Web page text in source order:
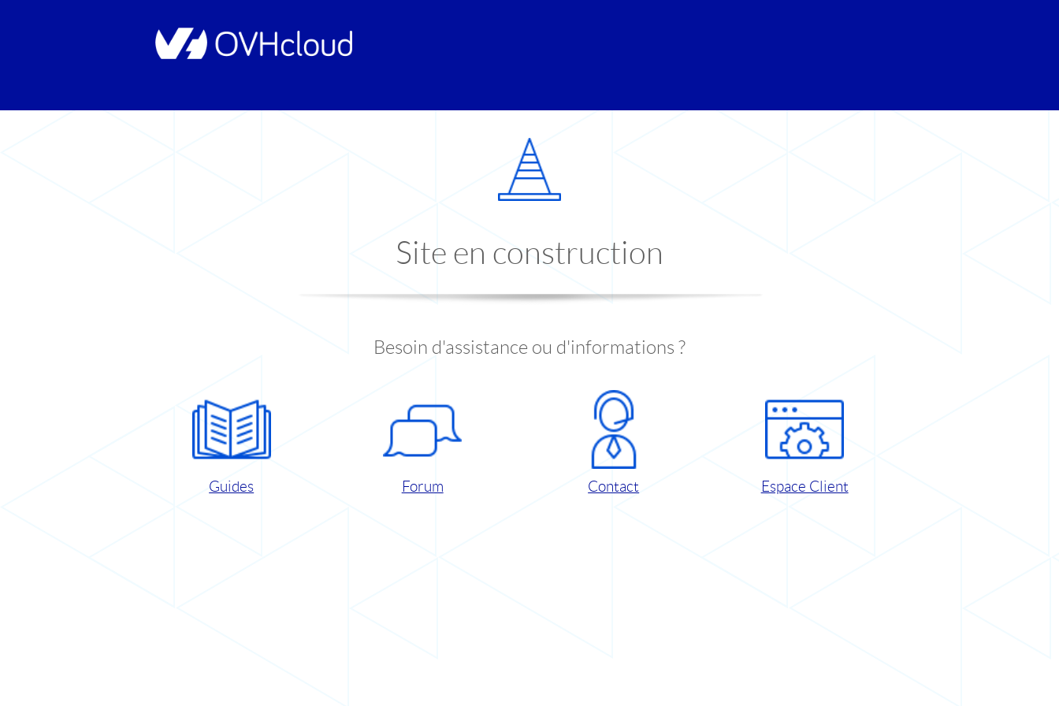
Site en construction
Besoin d'assistance ou d'informations ?
Guides Forum Contact Espace Client